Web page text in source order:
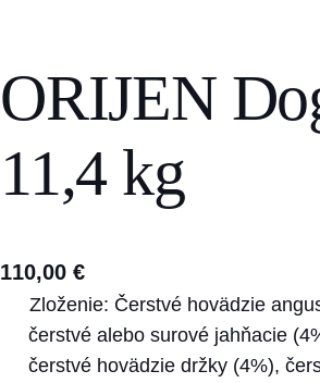
ORIJEN
11,4 kg
110,00 €
Zloženie: Čerstvé hovädzie
čerstvé alebo surové jahňacie
čerstvé hovädzie držky (4%),